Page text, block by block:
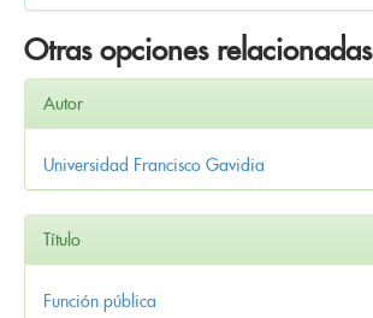
Otras opciones relacionadas
Autor
Universidad Francisco Gavidia
Título
Función pública